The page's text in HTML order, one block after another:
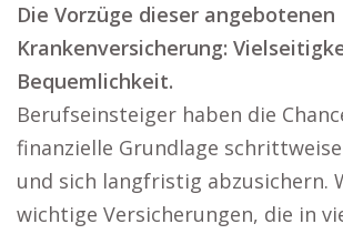
Die Vorzüge dieser angebotenen
Krankenversicherung:
Bequemlichkeit.
Berufseinsteiger haben die
finanzielle Grundlage
und sich langfristig abzusichern.
wichtige Versicherungen, die in